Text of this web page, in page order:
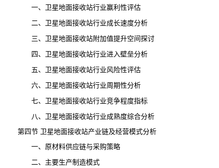
一、卫星地面接收站行业赢利性评估
二、卫星地面接收站行业成长速度分析
三、卫星地面接收站附加值提升空间探讨
四、卫星地面接收站行业进入壁垒分析
五、卫星地面接收站行业风险性评估
六、卫星地面接收站行业周期性分析
七、卫星地面接收站行业竞争程度指标
八、卫星地面接收站行业成熟度综合分析
第四节 卫星地面接收站产业链及经营模式分析
一、原材料供应链与采购策略
二、主要生产制造模式